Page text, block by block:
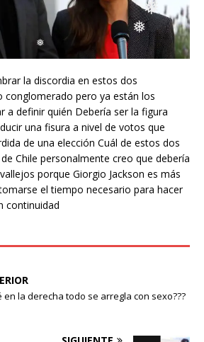
❅
❅
❅
❅
❅
❅
la discordia en estos dos
conglomerado pero ya están los
a definir quién Debería ser la figura
una fisura a nivel de votos que
de una elección Cuál de estos dos
Chile personalmente creo que debería
porque Giorgio Jackson es más
el tiempo necesario para hacer
continuidad
en la derecha todo se arregla con sexo???